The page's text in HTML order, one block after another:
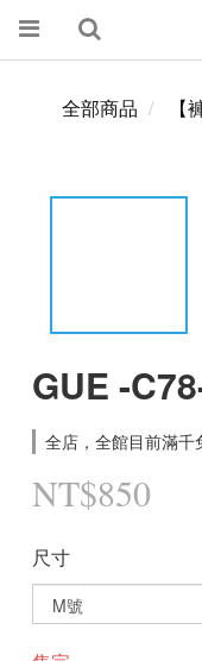
全部商品 【
GUE -
全店，全館目前滿千
NT$850
尺寸